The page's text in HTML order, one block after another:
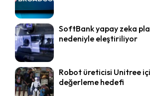
SoftBank yapay zeka
nedeniyle eleştiriliyor
Robot üreticisi Unitree
değerleme hedefi